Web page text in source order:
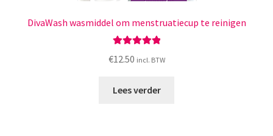
DivaWash wasmiddel om menstruatiecup te reinigen
€12.50 incl. BTW
Lees verder